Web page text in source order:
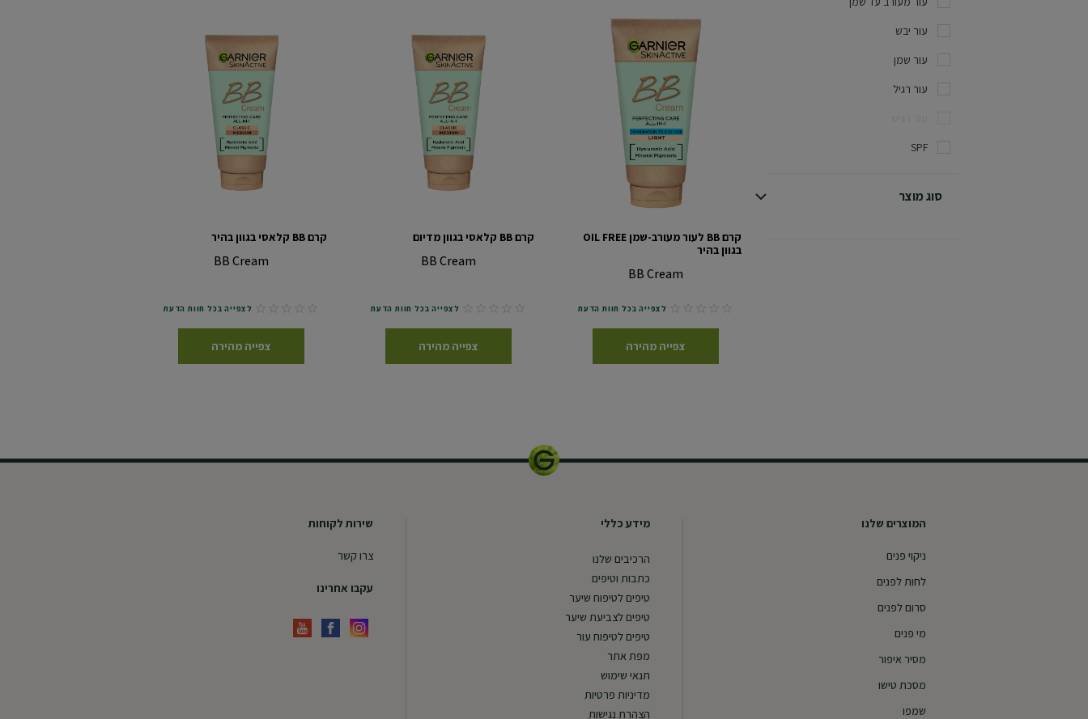
עור יבש
עור שמן
עור רגיל
SPF
סוג מוצר
קרם BB לעור מעורב-שמן OIL FREE
בגוון בהיר
BB Cream
No reviews לצפייה בכל חוות הדעת
צפייה מהירה
קרם BB קלאסי בגוון מדיום
BB Cream
No reviews לצפייה בכל חוות הדעת
צפייה מהירה
קרם BB קלאסי בגוון בהיר
BB Cream
No reviews לצפייה בכל חוות הדעת
צפייה מהירה
המוצרים שלנו
ניקוי פנים
לחות לפנים
סרום לפנים
מי פנים
מסיר איפור
מסכת טישו
שמפו
מידע כללי
הרכיבים שלנו
כתבות וטיפים
טיפים לטיפוח שיער
טיפים לצביעת שיער
טיפים לטיפוח עור
מפת אתר
תנאי שימוש
מדיניות פרטיות
הצהרת נגישות
שירות לקוחות
צרו קשר
עקבו אחרינו